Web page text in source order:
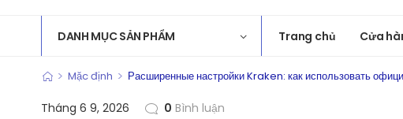
DANH MỤC SẢN PHẨM Trang chủ Cửa
> Mặc định > Расширенные настройки Kraken: как использовать
Tháng 6 9, 2026 0 Bình luận